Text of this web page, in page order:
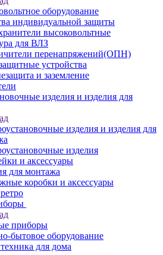
оборудование
индивидуальной защиты
высоковольтные
для ВЛЗ
перенапряжений(ОПН)
устройства
и заземление
изделия и изделия для
изделия и изделия для
изделия
и аксессуары
для монтажа
коробки и аксессуары
приборы
бытовое оборудование
для дома